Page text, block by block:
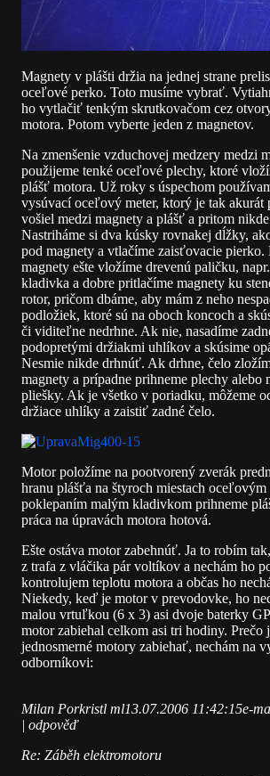
Magnety v plášti držia na jednej strane
oceľové perko. Toto musíme vybrať.
ho vytlačiť tenkým skrutkovačom cez
motora. Potom vyberte jeden z magnetov.
Na zmenšenie vzduchovej medzery medzi
použijeme tenké oceľové plechy, ktoré
plášť motora. Už roky s úspechom
vysúvací oceľový meter, ktorý je tak akurát
vošiel medzi magnety a plášť a pritom nikde
Nastriháme si dva kúsky rovnakej dĺžky,
pod magnety a vtlačíme zaisťovacie pierko.
magnety ešte vložíme drevenú paličku,
kladivka a dobre pritlačíme magnety ku
rotor, pričom dbáme, aby mám z neho
podložiek, ktoré sú na oboch koncoch a
či viditeľne nedrhne. Ak nie, nasadíme
podopretými držiakmi uhlíkov a skúsime
Nesmie nikde drhnúť. Ak drhne, čelo
magnety a prípadne prihneme plechy alebo
pliešky. Ak je všetko v poriadku, môžeme
držiace uhlíky a zaistiť zadné čelo.
Motor položíme na pootvorený zverák
hranu plášťa na štyroch miestach
poklepaním malým kladivkom prihneme
práca na úpravách motora hotová.
Ešte ostáva motor zabehnúť. Ja to robím
z trafa z vláčika pár voltíkov a nechám ho
kontrolujem teplotu motora a občas ho
Niekedy, keď je motor v prevodovke, ho
malou vrtuľkou (6 x 3) asi dvoje baterky
motor zabiehal celkom asi tri hodiny. Prečo
jednosmerné motory zabiehať, nechám na
odborníkovi:
Milan Porkristl ml13.07.2006 11:42:15e-
| odpověď
Re: Záběh elektromotoru